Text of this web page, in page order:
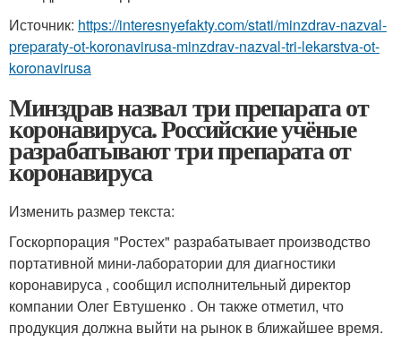
Источник: https://interesnyefakty.com/stati/minzdrav-nazval-
preparaty-ot-koronavirusa-minzdrav-nazval-tri-lekarstva-ot-
koronavirusa
Минздрав назвал три препарата от
коронавируса. Российские учёные
разрабатывают три препарата от
коронавируса
Изменить размер текста:
Госкорпорация "Ростех" разрабатывает производство
портативной мини-лаборатории для диагностики
коронавируса , сообщил исполнительный директор
компании Олег Евтушенко . Он также отметил, что
продукция должна выйти на рынок в ближайшее время.